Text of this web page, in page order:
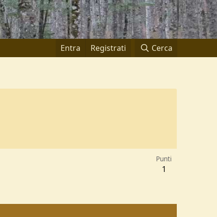
Entra Registrati Cerca
Punti
1